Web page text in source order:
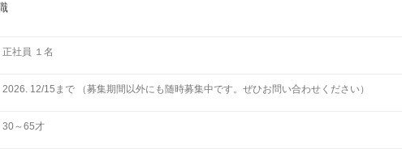
正社員 １名
2026. 12/15まで （募集期間以外にも随時募集中です。 ぜひお問い合わせください）
30～65才